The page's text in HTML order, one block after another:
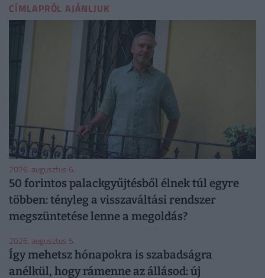
CÍMLAPRÓL AJÁNLJUK
2026. augusztus 6.
50 forintos palackgyűjtésből élnek túl egyre
többen: tényleg a visszaváltási rendszer
megszüntetése lenne a megoldás?
2026. augusztus 5.
Így mehetsz hónapokra is szabadságra
anélkül, hogy rámenne az állásod: új